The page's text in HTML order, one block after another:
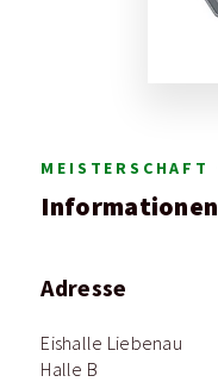
MEISTERSCHAFT
Informationen
Adresse
Eishalle Liebenau
Halle B